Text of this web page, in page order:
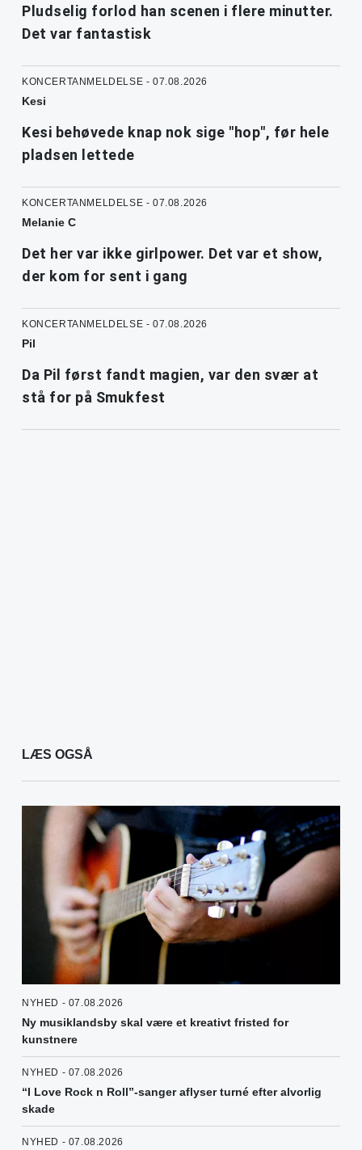
Pludselig forlod han scenen i flere minutter.
Det var fantastisk
KONCERTANMELDELSE - 07.08.2026
Kesi
Kesi behøvede knap nok sige "hop", før hele
pladsen lettede
KONCERTANMELDELSE - 07.08.2026
Melanie C
Det her var ikke girlpower. Det var et show,
der kom for sent i gang
KONCERTANMELDELSE - 07.08.2026
Pil
Da Pil først fandt magien, var den svær at
stå for på Smukfest
LÆS OGSÅ
NYHED - 07.08.2026
Ny musiklandsby skal være et kreativt fristed for
kunstnere
NYHED - 07.08.2026
“I Love Rock n Roll”-sanger aflyser turné efter alvorlig
skade
NYHED - 07.08.2026